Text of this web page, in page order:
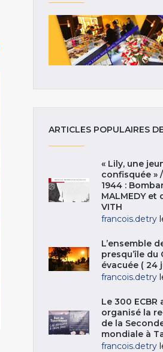
ARTICLES POPULAIRES
« Lily, une
confisquée »
1944 :
MALMEDY et
VITH
francois.detry
L’ensemble
presqu’île du
évacuée ( 24
francois.detry
Le 300 ECBR
organisé la
de la
mondiale à
francois.detry